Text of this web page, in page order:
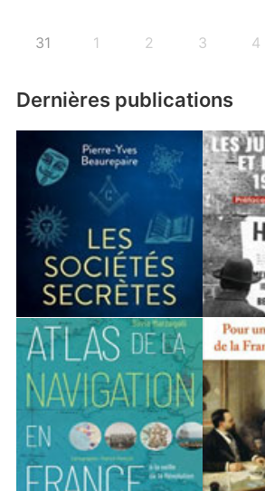
31 1 2 3 4
Dernières publications